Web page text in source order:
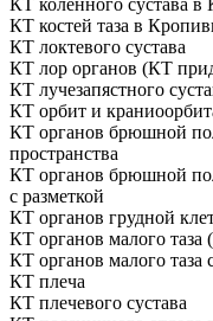
КТ коленного сустава
КТ костей таза в
КТ локтевого сустава
КТ лор органов (КТ
КТ лучезапястного
КТ орбит и
КТ органов брюшной
пространства
КТ органов брюшной
с разметкой
КТ органов грудной
КТ органов малого
КТ органов малого
КТ плеча
КТ плечевого сустава